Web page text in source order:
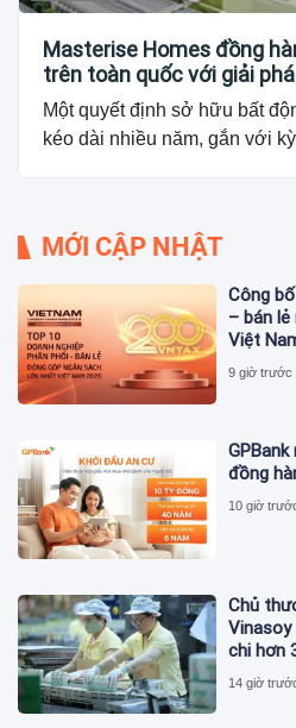
Masterise Homes đồng
trên toàn quốc với giải
Một quyết định sở hữu bất
kéo dài nhiều năm, gắn với
MỚI CẬP NHẬT
Công
– bán
Việt
12.900
9 giờ trước
đồng
10 giờ
Chủ
Vinasoy
chi hơn
14 giờ